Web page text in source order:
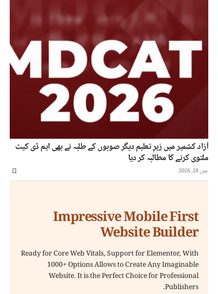
آزاد کشمیر میں زیرِ تعلیم دیگر صوبوں کے طلبہ نے بھی ایم ڈی کیٹ
ملتوی کرنے کا مطالبہ کر دیا
جون 28, 2026
Impressive Mobile First
Website Builder
Ready for Core Web Vitals, Support for Elementor, With
1000+ Options Allows to Create Any Imaginable
Website. It is the Perfect Choice for Professional
Publishers.